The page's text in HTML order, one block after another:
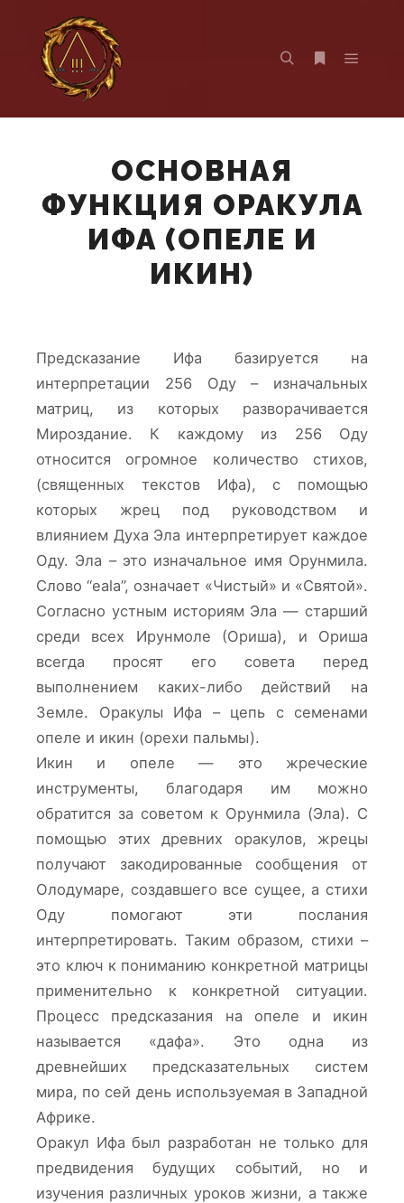
ОСНОВНАЯ
ФУНКЦИЯ ОРАКУЛА
ИФА (ОПЕЛЕ И
ИКИН)
Предсказание Ифа базируется на
интерпретации 256 Оду – изначальных
матриц, из которых разворачивается
Мироздание. К каждому из 256 Оду
относится огромное количество стихов,
(священных текстов Ифа), с помощью
которых жрец под руководством и
влиянием Духа Эла интерпретирует каждое
Оду. Эла – это изначальное имя Орунмила.
Cлово “eala”, означает «Чистый» и «Святой».
Согласно устным историям Эла — старший
среди всех Ирунмоле (Ориша), и Ориша
всегда просят его совета перед
выполнением каких-либо действий на
Земле. Оракулы Ифа – цепь с семенами
опеле и икин (орехи пальмы).
Икин и опеле — это жреческие
инструменты, благодаря им можно
обратится за советом к Орунмила (Эла). С
помощью этих древних оракулов, жрецы
получают закодированные сообщения от
Олодумаре, создавшего все сущее, а стихи
Оду помогают эти послания
интерпретировать. Таким образом, стихи –
это ключ к пониманию конкретной матрицы
применительно к конкретной ситуации.
Процесс предсказания на опеле и икин
называется «дафа». Это одна из
древнейших предсказательных систем
мира, по сей день используемая в Западной
Африке.
Оракул Ифа был разработан не только для
предвидения будущих событий, но и
изучения различных уроков жизни, а также